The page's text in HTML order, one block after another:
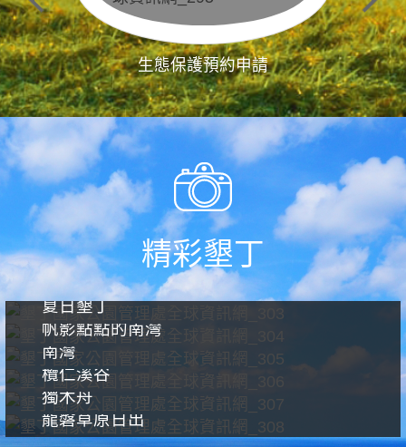
生態保護預約申請
精彩墾丁
夏日墾丁
帆影點點的南灣
南灣
欖仁溪谷
獨木舟
龍磐草原日出